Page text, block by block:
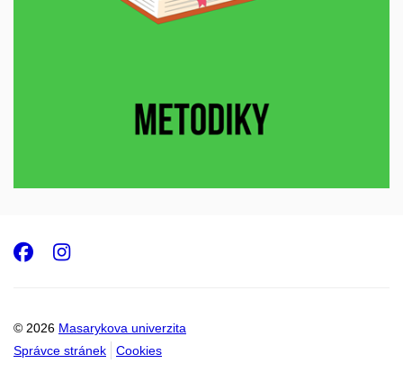
© 2026 Masarykova univerzita
Správce stránek
Cookies
Facebook
Instagram